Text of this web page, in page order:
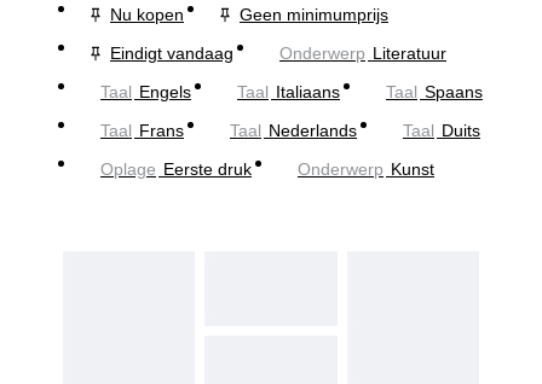
Nu kopen
Geen minimumprijs
Eindigt vandaag
Onderwerp Literatuur
Taal Engels Taal Italiaans Taal Spaans
Taal Frans Taal Nederlands Taal Duits
Oplage Eerste druk Onderwerp Kunst